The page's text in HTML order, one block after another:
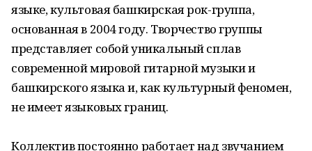
языке, культовая башкирская рок-группа,
основанная в 2004 году. Творчество группы
представляет собой уникальный сплав
современной мировой гитарной музыки и
башкирского языка и, как культурный феномен,
не имеет языковых границ.
Коллектив постоянно работает над звучанием